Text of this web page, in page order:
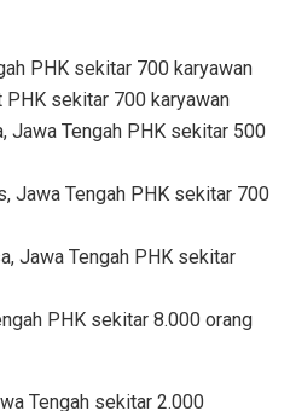
PHK sekitar 700 karyawan
PHK sekitar 700 karyawan
Jawa Tengah PHK sekitar 500
Jawa Tengah PHK sekitar 700
Jawa Tengah PHK sekitar
PHK sekitar 8.000 orang
Tengah sekitar 2.000